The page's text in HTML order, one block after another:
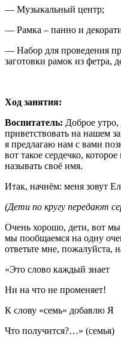
— Музыкальный центр;
— Рамка – панно и
— Набор для проведения
заготовки рамок из фетра,
Ход занятия:
Воспитатель: Доброе утро,
приветствовать на нашем
я предлагаю нам с вами
вот такое сердечко,
называть своё имя.
Итак, начнём: меня зовут
(Дети по кругу передают
Очень хорошо, дети, вот
мы пообщаемся на одну
ответьте мне, пожалуйста,
«Это слово каждый знает
Ни на что не променяет!
К слову «семь» добавлю Я
Что получится?…» (семья)